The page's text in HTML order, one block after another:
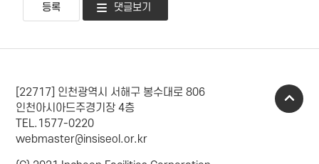
댓글보기
[22717] 인천광역시 서해구 봉수대로 806
인천아시아드주경기장 4층
TEL.1577-0220
webmaster@insiseol.or.kr